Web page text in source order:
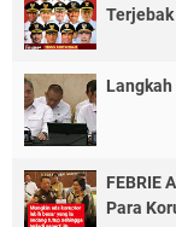
Terjebak
FEBRIE
Para